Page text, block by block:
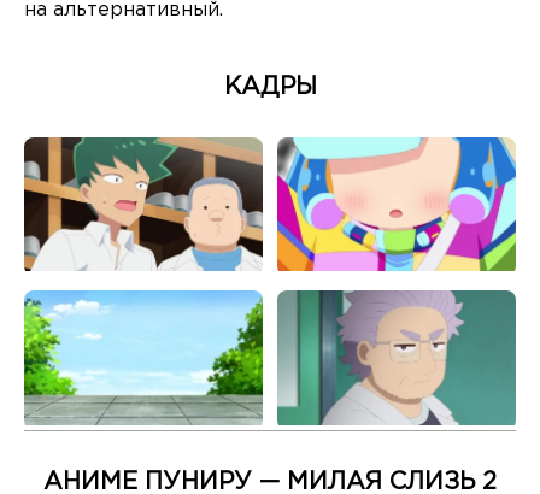
на альтернативный.
КАДРЫ
АНИМЕ ПУНИРУ — МИЛАЯ СЛИЗЬ 2